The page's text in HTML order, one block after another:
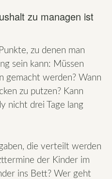
zu managen ist
zu denen man
sein kann: Müssen
gemacht werden? Wann
zu putzen? Kann
nicht drei Tage lang
die verteilt werden
der Kinder im
ins Bett? Wer geht